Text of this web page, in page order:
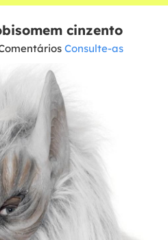
cinzento
Consulte-as